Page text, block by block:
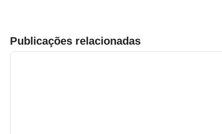
Publicações relacionadas